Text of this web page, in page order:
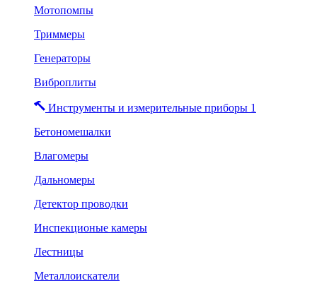
Мотопомпы
Триммеры
Генераторы
Виброплиты
Инструменты и измерительные приборы 1
Бетономешалки
Влагомеры
Дальномеры
Детектор проводки
Инспекционые камеры
Лестницы
Металлоискатели